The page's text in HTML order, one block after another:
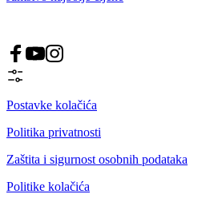
Postavke kolačića
Politika privatnosti
Zaštita i sigurnost osobnih podataka
Politike kolačića